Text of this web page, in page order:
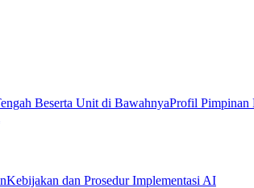
Beserta Unit di BawahnyaProfil Pimpinan
Kebijakan dan Prosedur Implementasi AI